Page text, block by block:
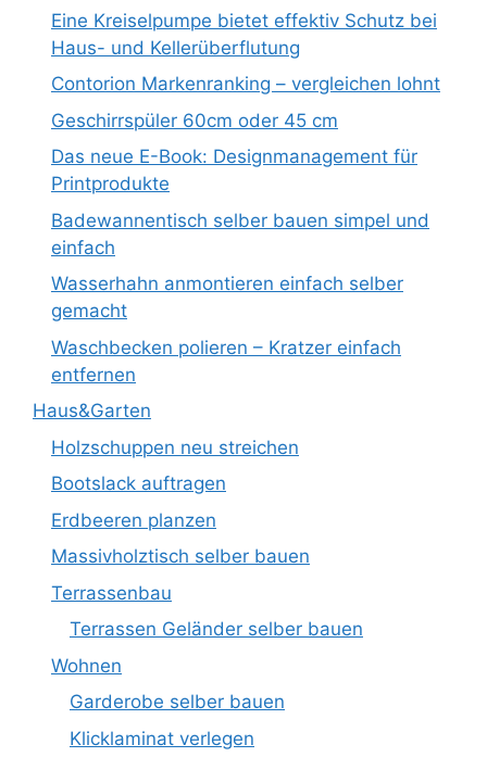
Eine Kreiselpumpe bietet effektiv Schutz bei
Haus- und Kellerüberflutung
Contorion Markenranking – vergleichen lohnt
Geschirrspüler 60cm oder 45 cm
Das neue E-Book: Designmanagement für
Printprodukte
Badewannentisch selber bauen simpel und
einfach
Wasserhahn anmontieren einfach selber
gemacht
Waschbecken polieren – Kratzer einfach
entfernen
Haus&Garten
Holzschuppen neu streichen
Bootslack auftragen
Erdbeeren planzen
Massivholztisch selber bauen
Terrassenbau
Terrassen Geländer selber bauen
Wohnen
Garderobe selber bauen
Klicklaminat verlegen